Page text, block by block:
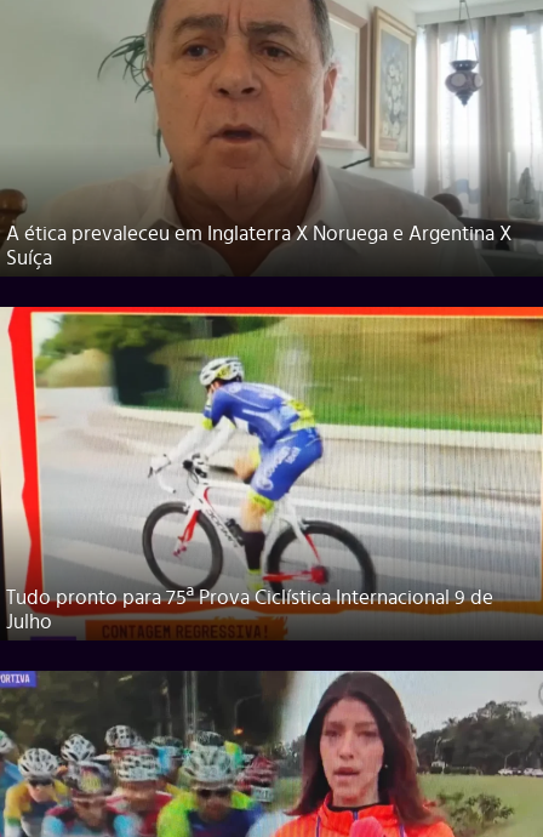
A ética prevaleceu em Inglaterra X Noruega e Argentina X
Suíça
Tudo pronto para 75ª Prova Ciclística Internacional 9 de
Julho